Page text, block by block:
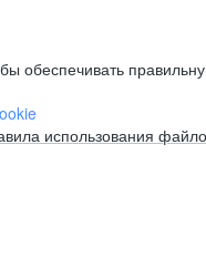
обеспечивать
использования